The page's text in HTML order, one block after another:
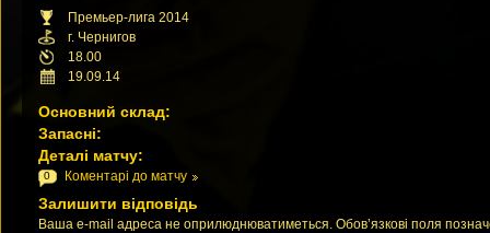
Премьер-лига 2014
г. Чернигов
18.00
19.09.14
Основний склад:
Запасні:
Деталі матчу:
0 Коментарі до матчу
Залишити відповідь
Ваша e-mail адреса не оприлюднюватиметься. Обов’язкові поля